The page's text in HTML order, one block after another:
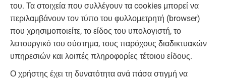
του. Τα στοιχεία που συλλέγουν τα cookies μπορεί να
περιλαμβάνουν τον τύπο του φυλλομετρητή (browser)
που χρησιμοποιείτε, το είδος του υπολογιστή, το
λειτουργικό του σύστημα, τους παρόχους διαδικτυακών
υπηρεσιών και λοιπές πληροφορίες τέτοιου είδους.
Ο χρήστης έχει τη δυνατότητα ανά πάσα στιγμή να